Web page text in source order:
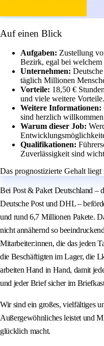
Auf einen Blick
Aufgaben: Zustellung
Bezirk, egal bei welchem
Unternehmen:
täglich Millionen
Vorteile: 18,50 €
und viele weitere Vorteile.
Weitere Informationen:
sind herzlich
Warum dieser Job:
Qualifikationen:
Zuverlässigkeit sind
Das prognostizierte Gehalt
Bei Post & Paket Deutschland –
Deutsche Post und DHL –
und rund 6,7 Millionen Pakete.
nicht annähernd so
Mitarbeiter:innen, die das jeden
die Beschäftigten im Lager, die
arbeiten Hand in Hand, damit
und jeder Brief sicher im
Wir sind ein großes, vielfältiges
Außergewöhnliches leistet und
glücklich macht.